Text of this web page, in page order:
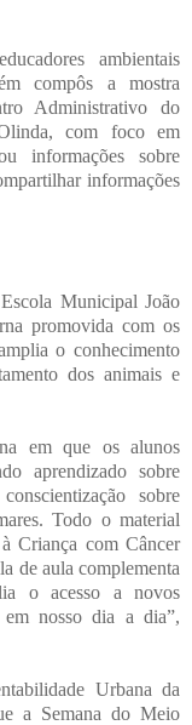
ambientais
compôs a mostra
Administrativo do
com foco em
informações sobre
informações
Municipal João
promovida com os
o conhecimento
dos animais e
em que os alunos
aprendizado sobre
sobre
Todo o material
Criança com Câncer
de aula complementa
o acesso a novos
em nosso dia a dia”,
Urbana da
a Semana do Meio